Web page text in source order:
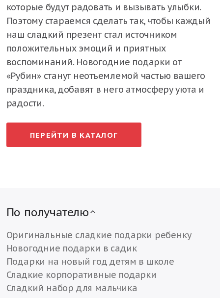
которые будут радовать и вызывать улыбки.
Поэтому стараемся сделать так, чтобы каждый
наш сладкий презент стал источником
положительных эмоций и приятных
воспоминаний. Новогодние подарки от
«Рубин» станут неотъемлемой частью вашего
праздника, добавят в него атмосферу уюта и
радости.
ПЕРЕЙТИ В КАТАЛОГ
По получателю
Оригинальные сладкие подарки ребенку
Новогодние подарки в садик
Подарки на новый год детям в школе
Сладкие корпоративные подарки
Сладкий набор для мальчика